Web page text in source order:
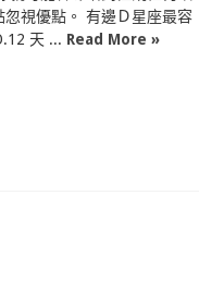
視優點。 有邊Ｄ星座最容
天 ... Read More »